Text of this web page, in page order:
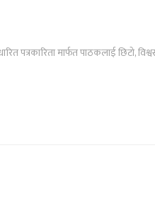
पत्रकारिता मार्फत पाठकलाई छिटो,